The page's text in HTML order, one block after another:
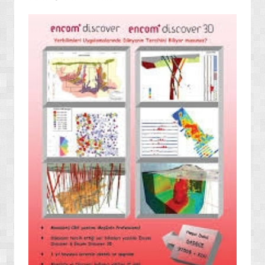
» YAZILIMLAR
» PC OYUNLARI
» VCD FİLMLERİ
» SAĞLIK / TIP / BİTKİSEL ÜRÜNLER
» GIDA / YİYECEK / İÇECEK ÜRÜNLERİ
» TARIM MAKİNELERİ / ÜRÜNLERİ
» SEBZE TOHUMLARI
» DEFİNE ARAMA SİSTEMLERİ / DEDEKTÖRLER
» PAKETLEME SİSTEMLERİ / ÜRÜNLERİ
» EL ALETLERİ / ENDÜSTRİYEL ÜRÜNLER
» MALZEMELER / AKSESUARLAR / TAKIMLAR
» EKSTRA MAKİNELER